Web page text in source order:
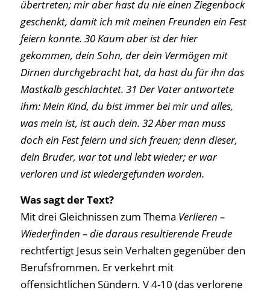
übertreten; mir aber hast du nie einen Ziegenbock
geschenkt, damit ich mit meinen Freunden ein Fest
feiern konnte. 30 Kaum aber ist der hier
gekommen, dein Sohn, der dein Vermögen mit
Dirnen durchgebracht hat, da hast du für ihn das
Mastkalb geschlachtet. 31 Der Vater antwortete
ihm: Mein Kind, du bist immer bei mir und alles,
was mein ist, ist auch dein. 32 Aber man muss
doch ein Fest feiern und sich freuen; denn dieser,
dein Bruder, war tot und lebt wieder; er war
verloren und ist wiedergefunden worden.
Was sagt der Text?
Mit drei Gleichnissen zum Thema Verlieren –
Wiederfinden – die daraus resultierende Freude
rechtfertigt Jesus sein Verhalten gegenüber den
Berufsfrommen. Er verkehrt mit
offensichtlichen Sündern. V 4-10 (das verlorene